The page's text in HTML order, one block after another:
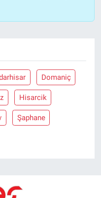
Domaniç
Hisarcik
Şaphane